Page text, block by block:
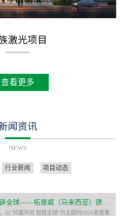
激光项目
查看更多
闻资讯
NEWS
行业新闻 项目动态
以“共赢共创 智链全球”为主题的2026易普集